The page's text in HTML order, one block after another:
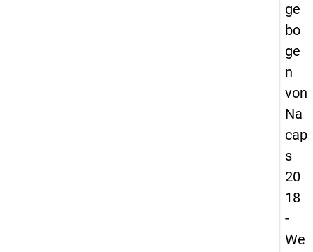
ge
bo
ge
n
von
Na
cap
s
20
18
-
We